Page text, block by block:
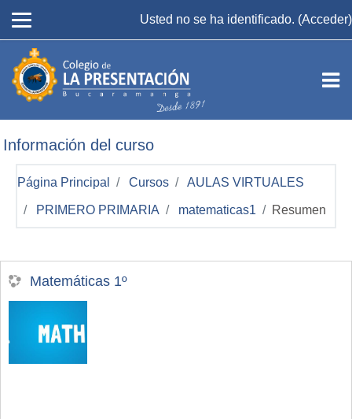
Usted no se ha identificado. (Acceder)
Información del curso
Página Principal Cursos AULAS VIRTUALES
PRIMERO PRIMARIA matematicas1 Resumen
Matemáticas 1º